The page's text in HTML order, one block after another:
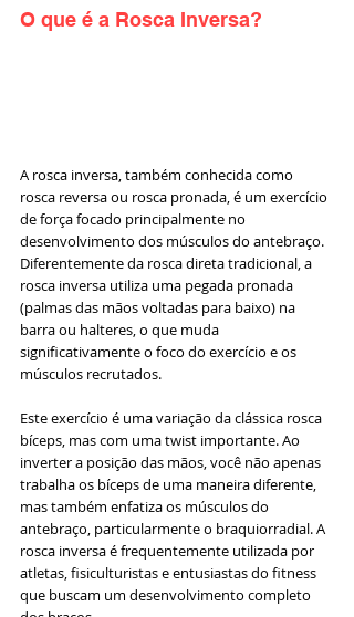
O que é a Rosca Inversa?
A rosca inversa, também conhecida como
rosca reversa ou rosca pronada, é um exercício
de força focado principalmente no
desenvolvimento dos músculos do antebraço.
Diferentemente da rosca direta tradicional, a
rosca inversa utiliza uma pegada pronada
(palmas das mãos voltadas para baixo) na
barra ou halteres, o que muda
significativamente o foco do exercício e os
músculos recrutados.
Este exercício é uma variação da clássica rosca
bíceps, mas com uma twist importante. Ao
inverter a posição das mãos, você não apenas
trabalha os bíceps de uma maneira diferente,
mas também enfatiza os músculos do
antebraço, particularmente o braquiorradial. A
rosca inversa é frequentemente utilizada por
atletas, fisiculturistas e entusiastas do fitness
que buscam um desenvolvimento completo